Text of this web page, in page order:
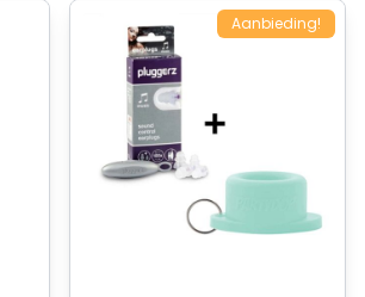
Aanbieding!